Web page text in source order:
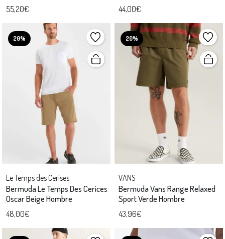
55,20€ 44,00€
20%
Le Temps des Cerises
Bermuda Le Temps Des Cerices
Oscar Beige Hombre
48,00€
20%
VANS
Bermuda Vans Range Relaxed
Sport Verde Hombre
43,96€